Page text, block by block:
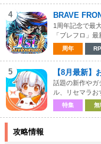
4 BRAVE
1周年記念で最
「ブレフロ」
周年
5 【8月最新
話題の新作やガ
ル、リセマラお
特集 無
攻略情報